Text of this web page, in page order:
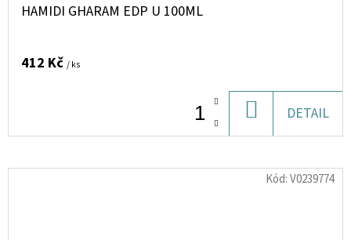
HAMIDI GHARAM EDP U 100ML
412 Kč / ks
KOŠÍKU
DETAIL
Kód:V0239774